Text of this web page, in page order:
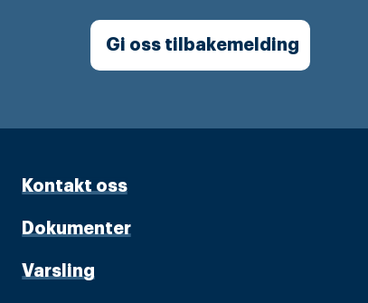
Gi oss tilbakemelding
Kontakt oss
Dokumenter
Varsling